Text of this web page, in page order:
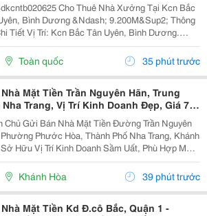
Cho Thuê Nhà Xưởng Tại Kcn Bắc
Bình Dương &Ndash; 9.200M&Sup2; Thông
Tiết Vị Trí: Kcn Bắc Tân Uyên, Bình Dương.
Tích Khuôn Viên: 15.000M&Sup2; Diện Tích
Tổng Diện Tích Xây Dựng: 9.200M&Sup2;...
Toàn quốc 35 phút trước
Mặt Tiền Trần Nguyên Hãn, Trung
Nha Trang, Vị Trí Kinh Doanh Đẹp, Giá 7,4
Chủ Gửi Bán Nhà Mặt Tiền Đường Trần Nguyên
Phước Hòa, Thành Phố Nha Trang, Khánh
Hữu Vị Trí Kinh Doanh Sầm Uất, Phù Hợp Mở
Văn Phòng, Showroom Hoặc Đầu Tư Cho
Thuê Lâu Dài. Thông Tin Chi Tiết. - Địa Chỉ: Số...
Khánh Hòa 39 phút trước
Mặt Tiền Kd Đ.cô Bắc, Quận 1 -